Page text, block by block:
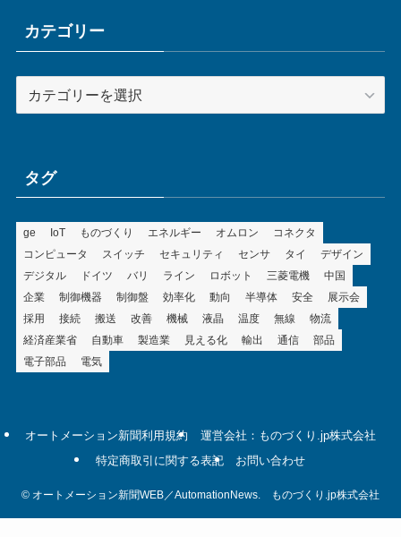
ブカテゴリー
テ
ータグ
ge IoT ものづくり エネルギー オムロン
コネクタ
コンピュータ
スイッチ セキュリティ センサ タイ
デザイン
デジタル
ドイツ バリ ライン ロボット 三菱電機
中国
企業
制御機器 制御盤 効率化 動向 半導体 安全
展示会
採用
接続 搬送 改善 機械 液晶 温度 無線
物流
経済産業省
自動車 製造業 見える化 輸出 通信
部品
電子部品
電気
オートメーション新聞利用規約
運営会社：ものづくり.jp株式会社
特定商取引に関する表記
お問い合わせ
© オートメーション新聞WEB／AutomationNews. ものづくり.jp株式会社